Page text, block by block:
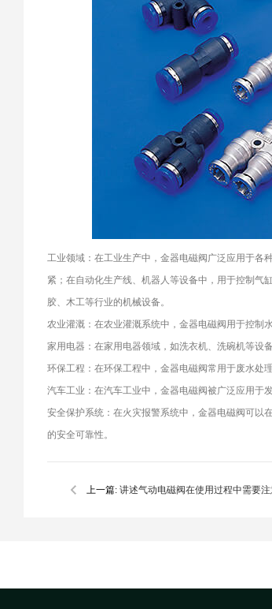
工业领域：在工业生产中，金器电磁阀广泛应用于各
紧；在自动化生产线、机器人等设备中，用于控制气
胶、木工等行业的机械设备。
农业灌溉：在农业灌溉系统中，金器电磁阀用于控制
家用电器：在家用电器领域，如洗衣机、洗碗机等设
环保工程：在环保工程中，金器电磁阀常用于废水处
汽车工业：在汽车工业中，金器电磁阀被广泛应用于
安全保护系统：在火灾报警系统中，金器电磁阀可以
的安全可靠性。
上一篇: 讲述气动电磁阀在使用过程中需要